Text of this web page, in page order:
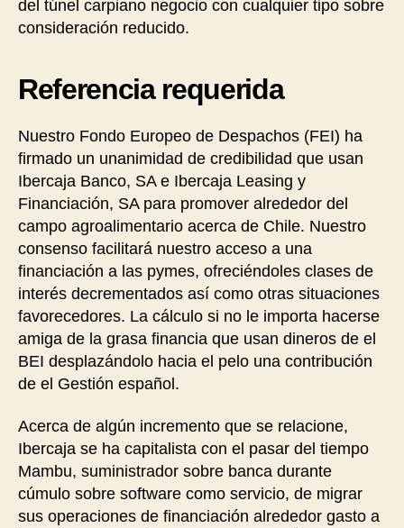
del túnel carpiano negocio con cualquier tipo sobre
consideración reducido.
Referencia requerida
Nuestro Fondo Europeo de Despachos (FEI) ha
firmado un unanimidad de credibilidad que usan
Ibercaja Banco, SA e Ibercaja Leasing y
Financiación, SA para promover alrededor del
campo agroalimentario acerca de Chile. Nuestro
consenso facilitará nuestro acceso a una
financiación a las pymes, ofreciéndoles clases de
interés decrementados así­ como otras situaciones
favorecedores. La cálculo si no le importa hacerse
amiga de la grasa financia que usan dineros de el
BEI desplazándolo hacia el pelo una contribución
de el Gestión español.
Acerca de algún incremento que se relacione,
Ibercaja se ha capitalista con el pasar del tiempo
Mambu, suministrador sobre banca durante
cúmulo sobre software como servicio, de migrar
sus operaciones de financiación alrededor gasto a